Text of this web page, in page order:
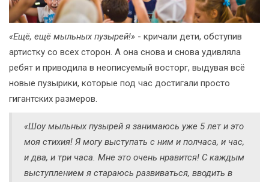
«Ещё, ещё мыльных пузырей!» - кричали дети, обступив
артистку со всех сторон. А она снова и снова удивляла
ребят и приводила в неописуемый восторг, выдувая всё
новые пузырики, которые под час достигали просто
гигантских размеров.
«Шоу мыльных пузырей я занимаюсь уже 5 лет и это
моя стихия! Я могу выступать с ним и полчаса, и час,
и два, и три часа. Мне это очень нравится! С каждым
выступлением я стараюсь развиваться, вводить в